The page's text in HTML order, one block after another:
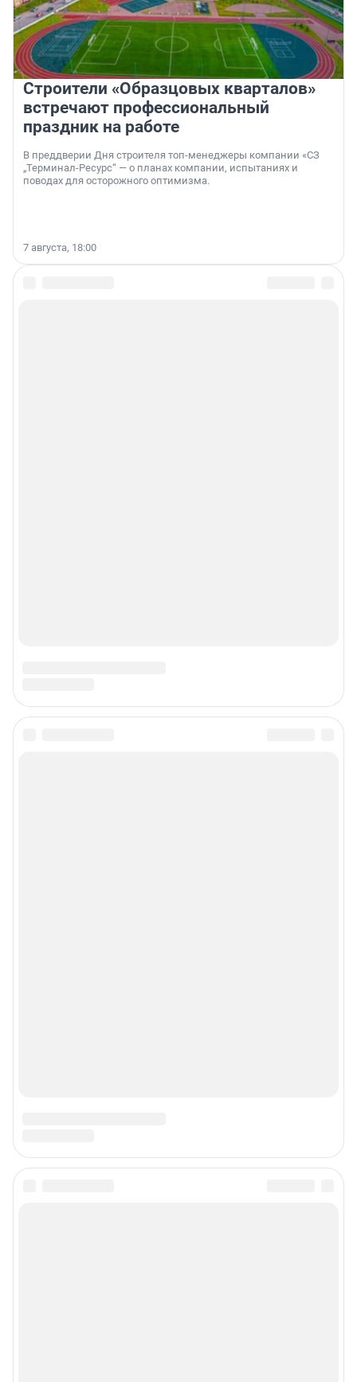
Строители «Образцовых кварталов»
встречают профессиональный
праздник на работе
В преддверии Дня строителя топ-менеджеры компании «СЗ
„Терминал-Ресурс“ — о планах компании, испытаниях и
поводах для осторожного оптимизма.
7 августа, 18:00